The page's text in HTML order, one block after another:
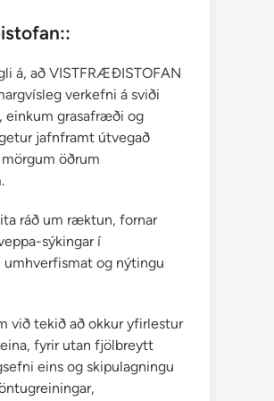
á, að VISTFRÆÐISTOFAN
verkefni á sviði
grasafræði og
jafnframt útvegað
öðrum
ráð um ræktun, fornar
sýkingar í
umhverfismat og nýtingu
við tekið að okkur yfirlestur
fyrir utan fjölbreytt
eins og skipulagningu